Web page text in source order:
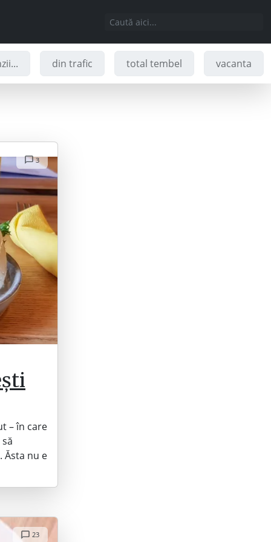
din trafic total tembel vacanta
3
– în care
nu e
23